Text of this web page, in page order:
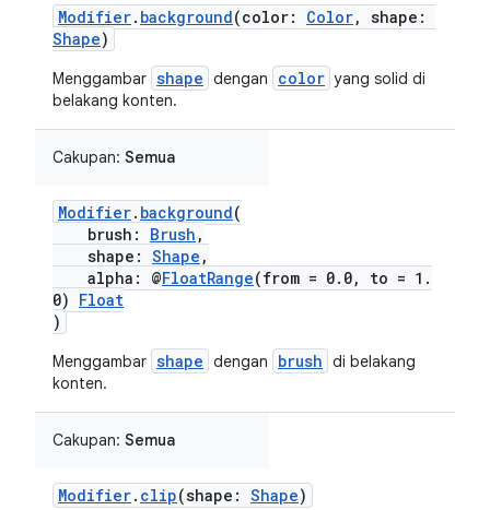
Modifier. background(color: Color, shape:
Shape)
Menggambar shape dengan color yang solid di
belakang konten.
Cakupan: Semua
Modifier. background(
brush: Brush ,
shape: Shape ,
alpha: @FloatRange(from = 0.0, to = 1.
0) Float
)
Menggambar shape dengan brush di belakang
konten.
Cakupan: Semua
Modifier. clip(shape: Shape)